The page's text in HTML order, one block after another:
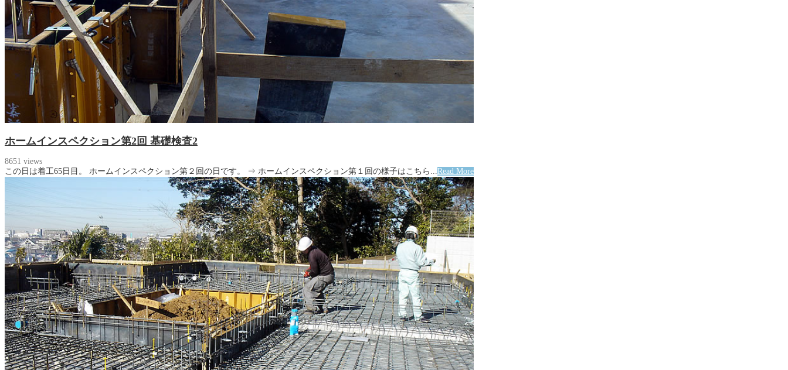
ホームインスペクション第2回 基礎検査2
8651 views
この日は着工65日目。 ホームインスペクション第２回の日です。 ⇒ ホームインスペクション第１回の様子はこちら... Read More